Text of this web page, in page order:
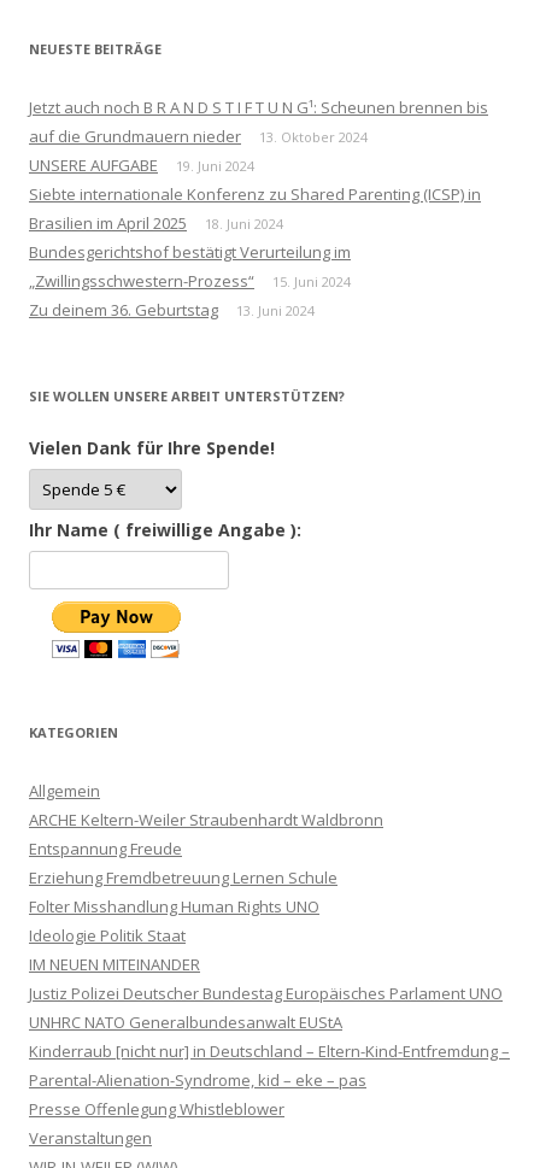
NEUESTE BEITRÄGE
Jetzt auch noch B R A N D S T I F T U N G¹: Scheunen brennen bis
auf die Grundmauern nieder
13. Oktober 2024
UNSERE AUFGABE 19. Juni 2024
Siebte internationale Konferenz zu Shared Parenting (ICSP) in
Brasilien im April 2025
18. Juni 2024
Bundesgerichtshof bestätigt Verurteilung im
„Zwillingsschwestern-Prozess“
15. Juni 2024
Zu deinem 36. Geburtstag 13. Juni 2024
SIE WOLLEN UNSERE ARBEIT UNTERSTÜTZEN?
Vielen Dank für Ihre Spende!
Ihr Name ( freiwillige Angabe ):
KATEGORIEN
Allgemein
ARCHE Keltern-Weiler Straubenhardt Waldbronn
Entspannung Freude
Erziehung Fremdbetreuung Lernen Schule
Folter Misshandlung Human Rights UNO
Ideologie Politik Staat
IM NEUEN MITEINANDER
Justiz Polizei Deutscher Bundestag Europäisches Parlament UNO
UNHRC NATO Generalbundesanwalt EUStA
Kinderraub [nicht nur] in Deutschland – Eltern-Kind-Entfremdung –
Parental-Alienation-Syndrome, kid – eke – pas
Presse Offenlegung Whistleblower
Veranstaltungen